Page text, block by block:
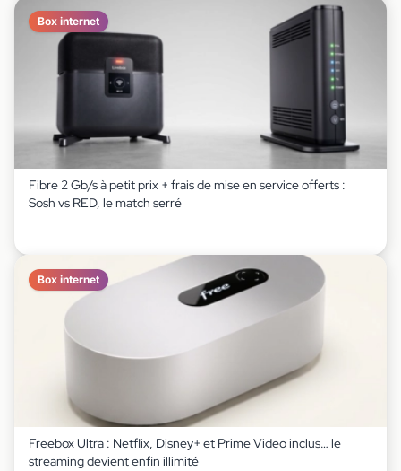
Box internet
Fibre 2 Gb/s à petit prix + frais de mise en service offerts :
Sosh vs RED, le match serré
Box internet
Freebox Ultra : Netflix, Disney+ et Prime Video inclus… le
streaming devient enfin illimité